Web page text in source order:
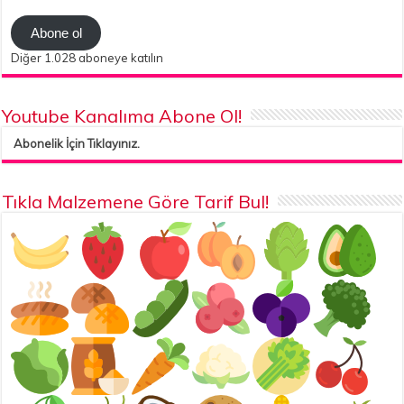
Abone ol
Diğer 1.028 aboneye katılın
Youtube Kanalıma Abone Ol!
Abonelik İçin Tıklayınız.
Tıkla Malzemene Göre Tarif Bul!